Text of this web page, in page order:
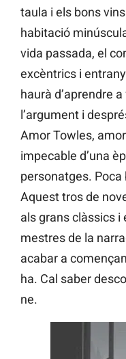
taula i els bons
habitació
vida passada, el
excèntrics i
haurà d’aprendre
l’argument i
Amor Towles,
impecable d’una
personatges.
Aquest tros de
als grans clàssics
mestres de la
acabar a
ha. Cal saber
ne.